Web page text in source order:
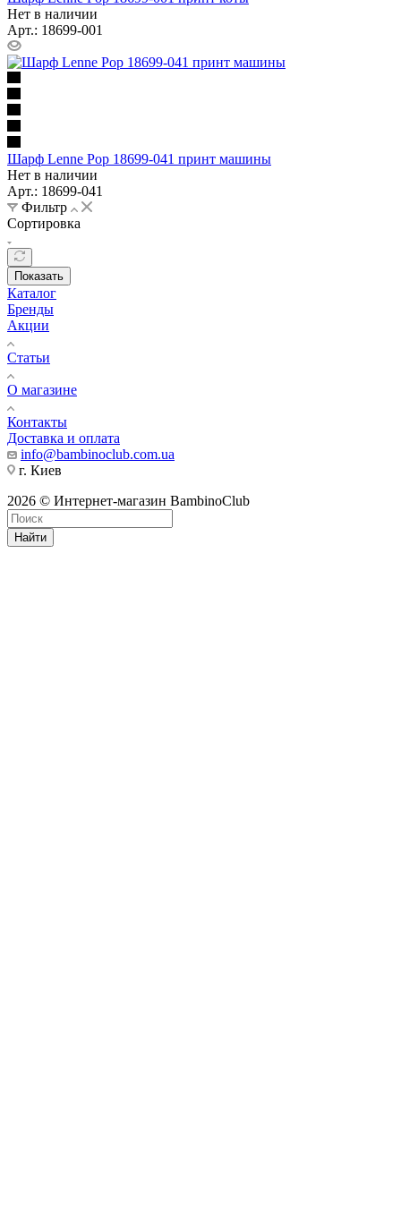
Нет в наличии
Арт.: 18699-001
Шарф Lenne Pop 18699-041 принт машины
Нет в наличии
Арт.: 18699-041
Фильтр
Сортировка
Показать
Каталог
Бренды
Акции
Статьи
О магазине
Контакты
Доставка и оплата
info@bambinoclub.com.ua
г. Киев
2026 © Интернет-магазин BambinoClub
Найти